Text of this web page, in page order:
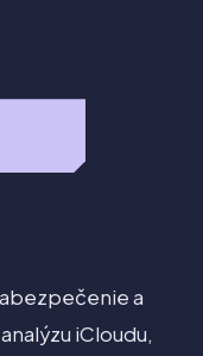
a
iCloudu,